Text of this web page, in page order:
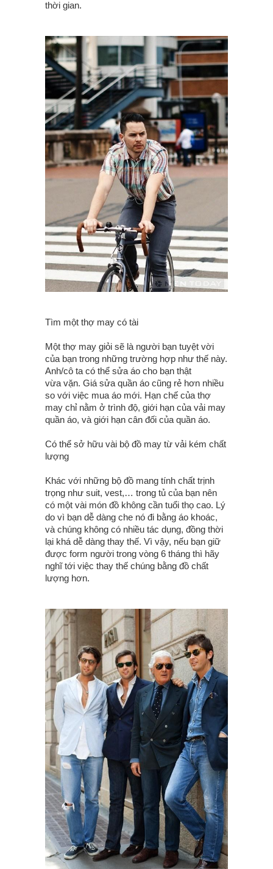
thời gian.
Tìm một thợ may có tài
Một thợ may giỏi sẽ là người bạn tuyệt vời
của bạn trong những trường hợp như thế này.
Anh/cô ta có thể sửa áo cho bạn thật
vừa vặn. Giá sửa quần áo cũng rẻ hơn nhiều
so với việc mua áo mới. Hạn chế của thợ
may chỉ nằm ở trình độ, giới hạn của vải may
quần áo, và giới hạn cân đối của quần áo.
Có thể sở hữu vài bộ đồ may từ vải kém chất
lượng
Khác với những bộ đồ mang tính chất trịnh
trọng như suit, vest,… trong tủ của bạn nên
có một vài món đồ không cần tuổi thọ cao. Lý
do vì bạn dễ dàng che nó đi bằng áo khoác,
và chúng không có nhiều tác dụng, đồng thời
lại khá dễ dàng thay thế. Vì vậy, nếu bạn giữ
được form người trong vòng 6 tháng thì hãy
nghĩ tới việc thay thế chúng bằng đồ chất
lượng hơn.